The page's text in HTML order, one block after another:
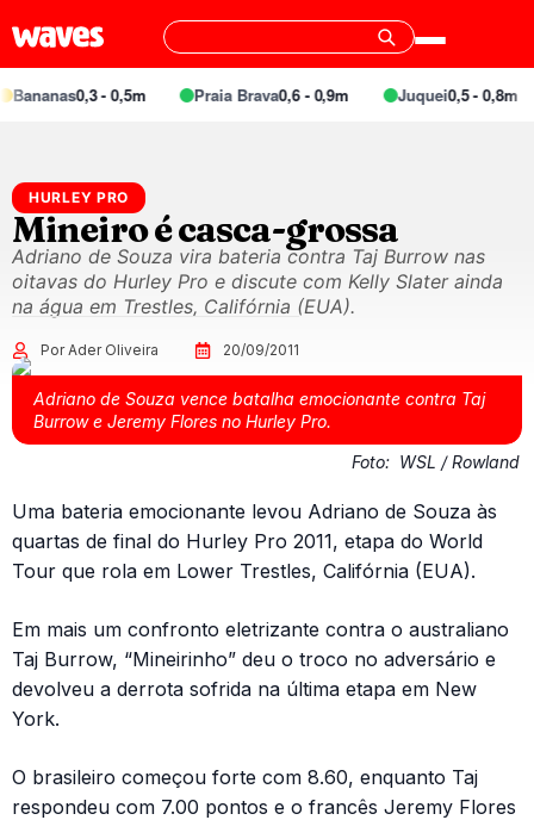
0,3 - 0,5m Praia Brava0,6 - 0,9m Juquei0,5 - 0,8m
HURLEY PRO
Mineiro é casca-grossa
Adriano de Souza vira bateria contra Taj Burrow nas
oitavas do Hurley Pro e discute com Kelly Slater ainda
na água em Trestles, Califórnia (EUA).
Por Ader Oliveira 20/09/2011
Adriano de Souza vence batalha emocionante contra Taj
Burrow e Jeremy Flores no Hurley Pro.
Foto: WSL / Rowland
Uma bateria emocionante levou Adriano de Souza às
quartas de final do Hurley Pro 2011, etapa do World
Tour que rola em Lower Trestles, Califórnia (EUA).
Em mais um confronto eletrizante contra o australiano
Taj Burrow, “Mineirinho” deu o troco no adversário e
devolveu a derrota sofrida na última etapa em New
York.
O brasileiro começou forte com 8.60, enquanto Taj
respondeu com 7.00 pontos e o francês Jeremy Flores